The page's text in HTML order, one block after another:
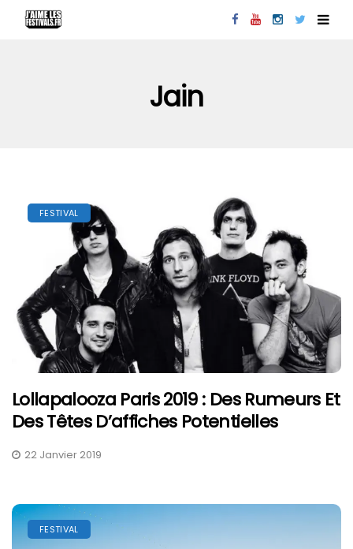
Jain
FESTIVAL
Lollapalooza Paris 2019 : Des Rumeurs Et
Des Têtes D’affiches Potentielles
22 Janvier 2019
FESTIVAL